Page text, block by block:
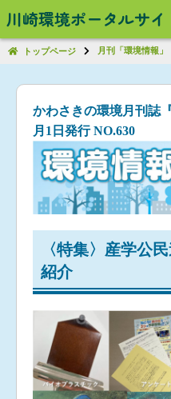
川崎環境ポータルサイ
トップページ 月刊「環境情報」
かわさきの環境月刊誌
月1日発行 NO.630
〈特集〉産学公
紹介